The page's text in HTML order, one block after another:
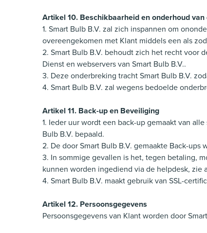
Artikel 10. Beschikbaarheid en onderhoud van
1. Smart Bulb B.V. zal zich inspannen om
overeengekomen met Klant middels een als
2. Smart Bulb B.V. behoudt zich het recht voor
Dienst en webservers van Smart Bulb B.V..
3. Deze onderbreking tracht Smart Bulb B.V.
4. Smart Bulb B.V. zal wegens bedoelde
Artikel 11. Back-up en Beveiliging
1. Ieder uur wordt een back-up gemaakt van
Bulb B.V. bepaald.
2. De door Smart Bulb B.V. gemaakte Back-ups
3. In sommige gevallen is het, tegen betaling,
kunnen worden ingediend via de helpdesk, zie
4. Smart Bulb B.V. maakt gebruik van SSL-
Artikel 12. Persoonsgegevens
Persoonsgegevens van Klant worden door